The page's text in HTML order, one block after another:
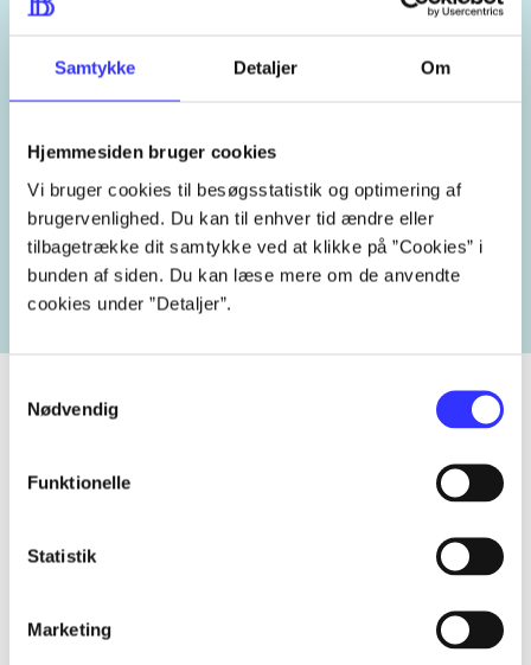
Samtykke Detaljer Om
Hjemmesiden bruger cookies
Vi bruger cookies til besøgsstatistik og optimering af
brugervenlighed. Du kan til enhver tid ændre eller
tilbagetrække dit samtykke ved at klikke på ”Cookies” i
bunden af siden. Du kan læse mere om de anvendte
cookies under ”Detaljer”.
Nødvendig
Funktionelle
Statistik
Marketing
England 2010'erne
Lignende emneord
heste børnebøger ridning hestesygdomme vokal
Tidsskrift
Artiklerne i